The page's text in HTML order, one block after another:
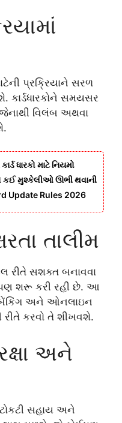
પ્રક્રિયાને સરળ
કાર્ડધારકોને સમયસર
વિલંબ અથવા
ધારકો માટે નિયમો
કઈ મુશ્કેલીઓ ઊભી થવાની
Update Rules 2026
તાલીમ
રીતે સશક્ત બનાવવા
પણ શરૂ કરી રહી છે. આ
બેંકિંગ અને ઓનલાઇન
કરવો તે શીખવશે.
અને
સહાય અને